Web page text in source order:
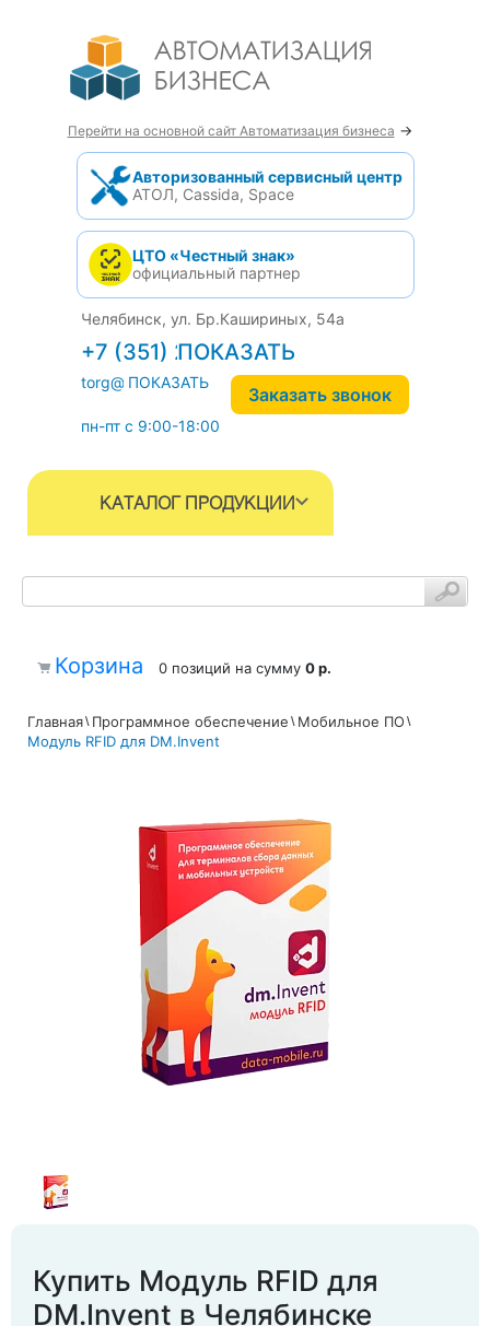
Перейти на основной сайт Автоматизация бизнеса →
Авторизованный сервисный центр
АТОЛ, Cassida, Space
ЦТО «Честный знак»
официальный партнер
Челябинск, ул. Бр.Кашириных, 54а
+7 (351) 242-04-09
torg@1cab.ru
Заказать звонок
пн-пт с 9:00-18:00
КАТАЛОГ ПРОДУКЦИИ
Корзина 0 позиций на сумму 0 р.
Главная Программное обеспечение
Мобильное ПО
Модуль RFID для DM.Invent
Купить Модуль RFID для
DM.Invent в Челябинске